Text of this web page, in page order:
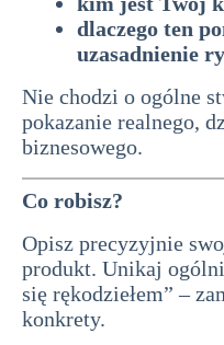
dlaczego ten
uzasadnienie
Nie chodzi o ogólne
pokazanie realnego,
biznesowego.
Co robisz?
Opisz precyzyjnie
produkt. Unikaj
się rękodziełem” –
konkrety.